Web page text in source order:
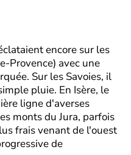
encore sur les
Provence) avec une
Sur les Savoies, il
pluie. En Isère, le
ligne d'averses
monts du Jura, parfois
frais venant de l'ouest
de